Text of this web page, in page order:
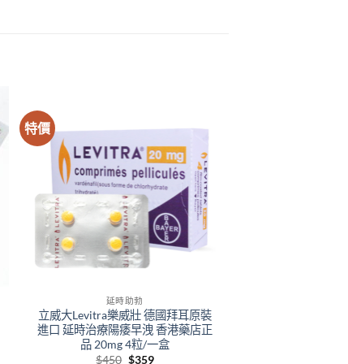
特價
延時助勃
立威大Levitra樂威壯 德國拜耳原裝
進口 延時治療陽痿早洩 香港藥店正
品 20mg 4粒/一盒
$450 Original
$359Current